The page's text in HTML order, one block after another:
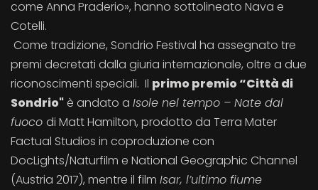
come Anna Praderio», hanno sottolineato Nava e
Cotelli.
Come tradizione, Sondrio Festival ha assegnato tre
premi decretati dalla giuria internazionale, oltre a due
riconoscimenti speciali. Il primo premio “Città di
Sondrio"è andato a Isole nel tempo – Nate dal
fuoco di Matt Hamilton, prodotto da Terra Mater
Factual Studios in coproduzione con
DocLights/Naturfilm e National Geographic Channel
(Austria 2017), mentre il film Isar, l’ultimo fiume